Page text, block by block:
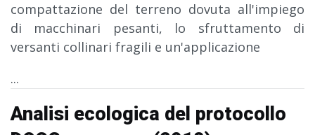
compattazione del terreno dovuta all'impiego
di macchinari pesanti, lo sfruttamento di
versanti collinari fragili e un'applicazione
...
Analisi ecologica del protocollo